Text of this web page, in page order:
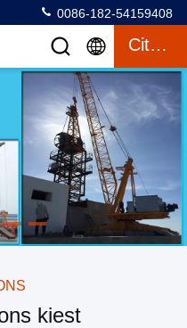
0086-182-54159408
Citaat
kiest